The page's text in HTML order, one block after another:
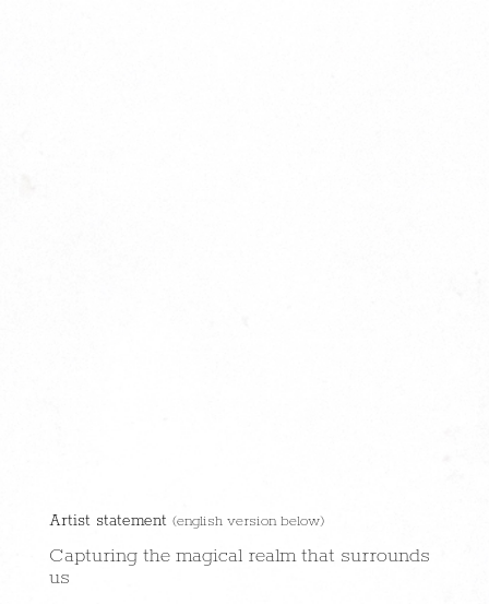
Artist statement (english version below)
Capturing the magical realm that surrounds
us